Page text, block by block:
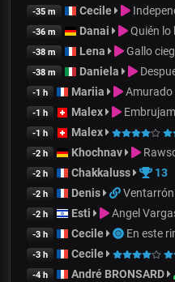
-35 m Cecile
-36 m Danai Quién lo
-38 m Lena Gallo
-38 m Daniela
-1 h Mariia Amurado
-1 h Malex
-1 h Malex
-2 h Khochnav
-2 h Chakkaluss 13
-2 h Denis Ventarrón
-2 h Esti Angel
-3 h Cecile En este
-3 h Cecile
-4 h André BRONSARD